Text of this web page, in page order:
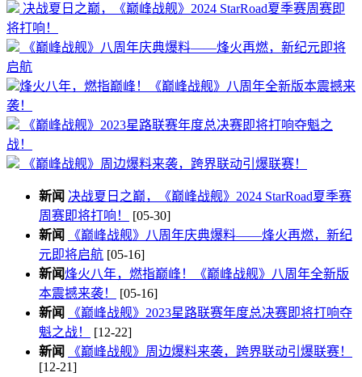
决战夏日之巅，《巅峰战舰》2024 StarRoad夏季赛周赛即
将打响！
《巅峰战舰》八周年庆典爆料——烽火再燃，新纪元即将
启航
​烽火八年，燃指巅峰！《巅峰战舰》八周年全新版本震撼来
袭！
《巅峰战舰》2023星路联赛年度总决赛即将打响夺魁之
战！
《巅峰战舰》周边爆料来袭，跨界联动引爆联赛！
新闻 决战夏日之巅，《巅峰战舰》2024 StarRoad夏季赛
周赛即将打响！
[05-30]
新闻
《巅峰战舰》八周年庆典爆料——烽火再燃，新纪
元即将启航 [05-16]
新闻​烽火八年，燃指巅峰！《巅峰战舰》八周年全新版
本震撼来袭！
[05-16]
新闻
《巅峰战舰》2023星路联赛年度总决赛即将打响夺
魁之战！
[12-22]
新闻
《巅峰战舰》周边爆料来袭，跨界联动引爆联赛！
[12-21]